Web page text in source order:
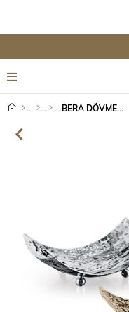
BERA DÖVME SUNUMLUK DİKDÖRTGEN